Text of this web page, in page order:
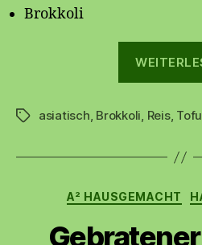
Brokkoli
Schlagwörter
asiatisch, Brokkoli, Reis, Tofu
A² HAUSGEMACHT